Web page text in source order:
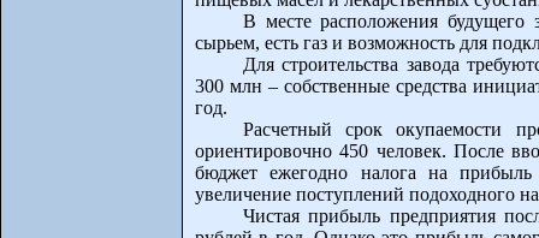
В месте расположения будущего
сырьем, есть газ и возможность для
Для строительства завода
300 млн – собственные средства
год.
Расчетный срок окупаемости
ориентировочно 450 человек. После
бюджет ежегодно налога на
увеличение поступлений подоходного
Чистая прибыль предприятия